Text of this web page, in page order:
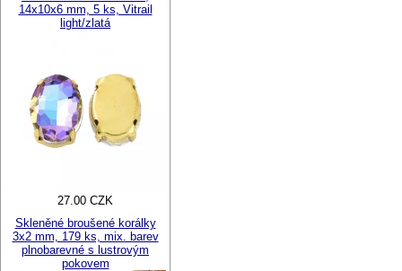
14x10x6 mm, 5 ks, Vitrail
light/zlatá
27.00 CZK
Skleněné broušené korálky
3x2 mm, 179 ks, mix. barev
plnobarevné s lustrovým
pokovem